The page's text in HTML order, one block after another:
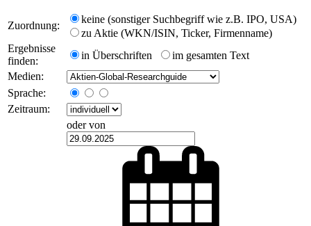
Zuordnung:
keine (sonstiger Suchbegriff wie z.B. IPO, USA)
zu Aktie (WKN/ISIN, Ticker, Firmenname)
Ergebnisse
finden:
in Überschriften
im gesamten Text
Medien:
Sprache:
Zeitraum:
oder von